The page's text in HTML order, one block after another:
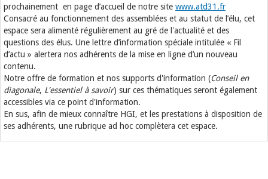
prochainement en page d’accueil de notre site www.atd31.fr
Consacré au fonctionnement des assemblées et au statut de l’élu, cet
espace sera alimenté régulièrement au gré de l'actualité et des
questions des élus. Une lettre d’information spéciale intitulée « Fil
d’actu » alertera nos adhérents de la mise en ligne d’un nouveau
contenu.
Notre offre de formation et nos supports d'information (Conseil en
diagonale, L'essentiel à savoir) sur ces thématiques seront également
accessibles via ce point d'information.
En sus, afin de mieux connaître HGI, et les prestations à disposition de
ses adhérents, une rubrique ad hoc complètera cet espace.